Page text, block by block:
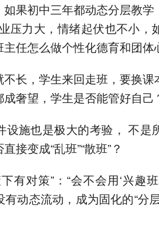
果初中三年都动态分层教学
压力大，情绪起伏也不小，
任怎么做个性化德育和团体
长，学生来回走班，要换课
奢望，学生是否能管好自己
设施也是极大的考验， 不是
接变成“乱班”“散班”？
有对策”：“会不会用‘兴趣
动态流动，成为固化的“分